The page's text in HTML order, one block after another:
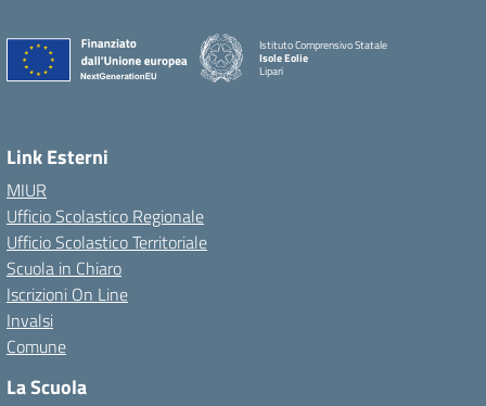
Istituto Comprensivo Statale
Isole Eolie
Lipari
Link Esterni
MIUR
Ufficio Scolastico Regionale
Ufficio Scolastico Territoriale
Scuola in Chiaro
Iscrizioni On Line
Invalsi
Comune
La Scuola